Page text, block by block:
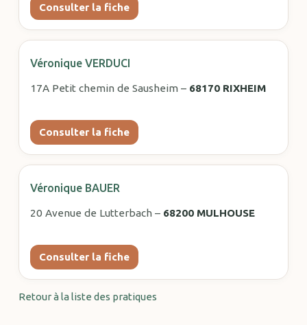
Consulter la fiche
Véronique VERDUCI
17A Petit chemin de Sausheim – 68170 RIXHEIM
Consulter la fiche
Véronique BAUER
20 Avenue de Lutterbach – 68200 MULHOUSE
Consulter la fiche
Retour à la liste des pratiques